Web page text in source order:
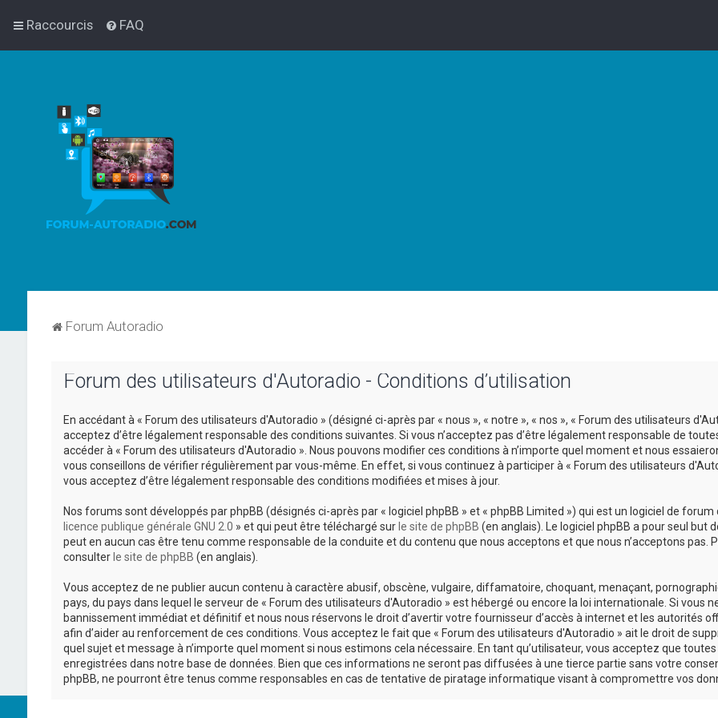
Raccourcis FAQ
Forum Autoradio
Forum des utilisateurs d'Autoradio - Conditions d’utilisation
En accédant à « Forum des utilisateurs d'Autoradio » (désigné ci-après par « nous », « notre », « nos », « Forum des utilisateurs
acceptez d’être légalement responsable des conditions suivantes. Si vous n’acceptez pas d’être légalement responsable de
accéder à « Forum des utilisateurs d'Autoradio ». Nous pouvons modifier ces conditions à n’importe quel moment et nous
vous conseillons de vérifier régulièrement par vous-même. En effet, si vous continuez à participer à « Forum des utilisateurs
vous acceptez d’être légalement responsable des conditions modifiées et mises à jour.
Nos forums sont développés par phpBB (désignés ci-après par « logiciel phpBB » et « phpBB Limited ») qui est un logiciel de forum
licence publique générale GNU 2.0 » et qui peut être téléchargé sur le site de phpBB (en anglais). Le logiciel phpBB a pour seul but
peut en aucun cas être tenu comme responsable de la conduite et du contenu que nous acceptons et que nous n’acceptons pas.
consulter le site de phpBB (en anglais).
Vous acceptez de ne publier aucun contenu à caractère abusif, obscène, vulgaire, diffamatoire, choquant, menaçant,
pays, du pays dans lequel le serveur de « Forum des utilisateurs d'Autoradio » est hébergé ou encore la loi internationale. Si vous
bannissement immédiat et définitif et nous nous réservons le droit d’avertir votre fournisseur d’accès à internet et les autorités
afin d’aider au renforcement de ces conditions. Vous acceptez le fait que « Forum des utilisateurs d'Autoradio » ait le droit de
quel sujet et message à n’importe quel moment si nous estimons cela nécessaire. En tant qu’utilisateur, vous acceptez que
enregistrées dans notre base de données. Bien que ces informations ne seront pas diffusées à une tierce partie sans votre
phpBB, ne pourront être tenus comme responsables en cas de tentative de piratage informatique visant à compromettre vos